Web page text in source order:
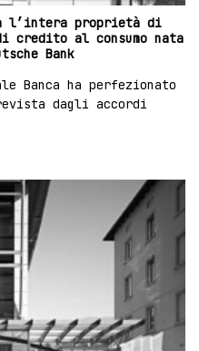
l’intera proprietà di
credito al consumo nata
Bank
Banca ha perfezionato
dagli accordi